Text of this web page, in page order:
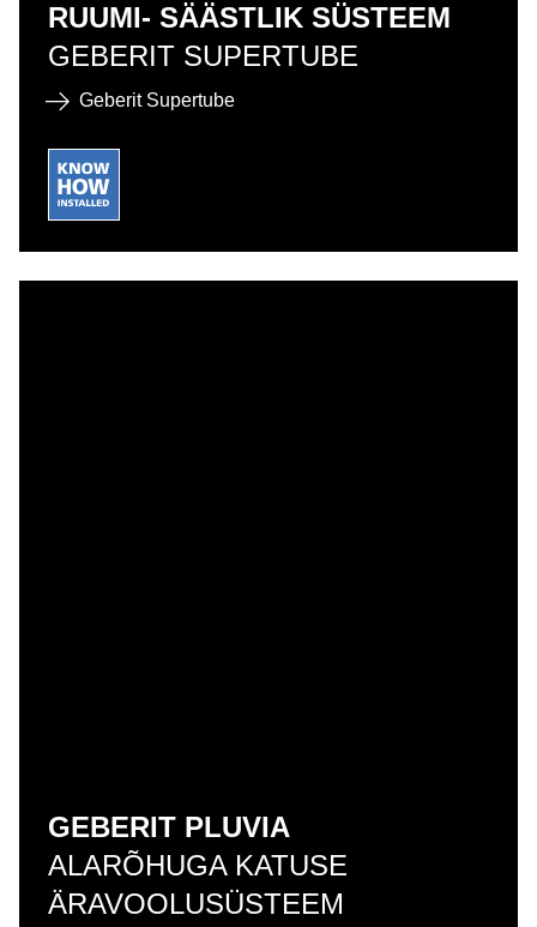
RUUMI- SÄÄSTLIK SÜSTEEM
GEBERIT SUPERTUBE
Geberit Supertube
GEBERIT PLUVIA
ALARÕHUGA KATUSE
ÄRAVOOLUSÜSTEEM